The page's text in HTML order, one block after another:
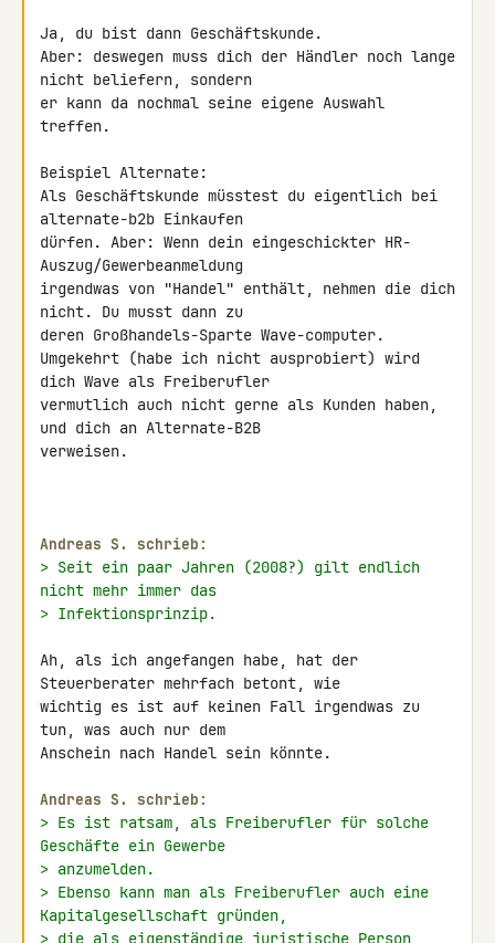
Ja, du bist dann Geschäftskunde.
Aber: deswegen muss dich der Händler noch lange
nicht beliefern, sondern
er kann da nochmal seine eigene Auswahl
treffen.
Beispiel Alternate:
Als Geschäftskunde müsstest du eigentlich bei
alternate-b2b Einkaufen
dürfen. Aber: Wenn dein eingeschickter HR-
Auszug/Gewerbeanmeldung
irgendwas von "Handel" enthält, nehmen die dich
nicht. Du musst dann zu
deren Großhandels-Sparte Wave-computer.
Umgekehrt (habe ich nicht ausprobiert) wird
dich Wave als Freiberufler
vermutlich auch nicht gerne als Kunden haben,
und dich an Alternate-B2B
verweisen.
Andreas S. schrieb:
> Seit ein paar Jahren (2008?) gilt endlich
nicht mehr immer das
> Infektionsprinzip.
Ah, als ich angefangen habe, hat der
Steuerberater mehrfach betont, wie
wichtig es ist auf keinen Fall irgendwas zu
tun, was auch nur dem
Anschein nach Handel sein könnte.
Andreas S. schrieb:
> Es ist ratsam, als Freiberufler für solche
Geschäfte ein Gewerbe
> anzumelden.
> Ebenso kann man als Freiberufler auch eine
Kapitalgesellschaft gründen,
> die als eigenständige juristische Person